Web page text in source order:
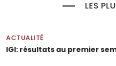
LES
ACTUALITÉ
IGI: résultats au premier